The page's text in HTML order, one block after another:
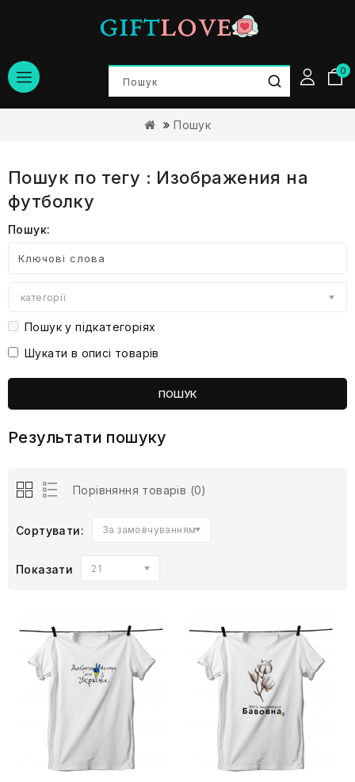
0
Пошук
Пошук по тегу : Изображения на
футболку
Пошук:
категорії
Пошук у підкатегоріях
Шукати в описі товарів
Результати пошуку
Порівняння товарів (0)
Сортувати: За замовчуванням
Показати 21